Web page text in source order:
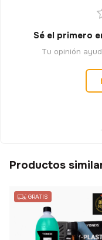
Sé el primero
Tu opinión
Productos
GRATIS